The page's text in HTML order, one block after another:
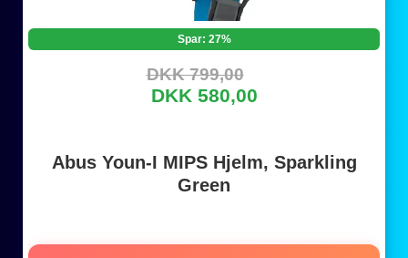
Spar: 27%
DKK 799,00
DKK 580,00
Abus Youn-I MIPS Hjelm, Sparkling
Green